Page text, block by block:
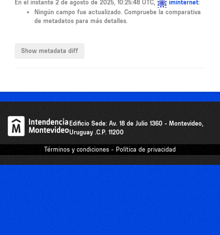
En el instante 2 de agosto de 2025, 10:25:48 UTC, iminternet:
Ningún campo fue actualizado. Compruebe la comparativa
de metadatos para más detalles.
Edificio Sede: Av. 18 de Julio 1360 - Montevideo,
Uruguay .C.P. 11200
Términos y condiciones - Política de privacidad